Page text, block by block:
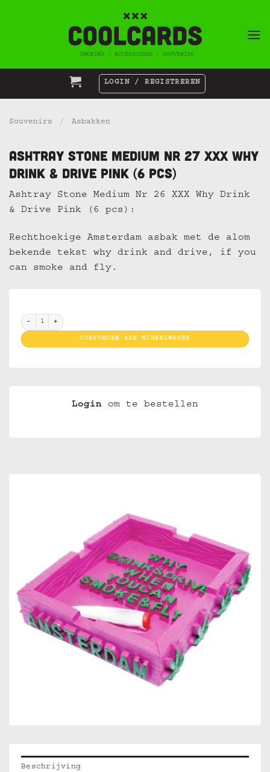
LOGIN / REGISTREREN
Souvenirs / Asbakken
Ashtray Stone Medium Nr 27 XXX Why
Drink & Drive Pink (6 pcs)
Ashtray Stone Medium Nr 26 XXX Why Drink
& Drive Pink (6 pcs):
Rechthoekige Amsterdam asbak met de alom
bekende tekst why drink and drive, if you
can smoke and fly.
Ashtray Stone Medium Nr 27 XXX Why Drink & Drive Pink (6 pcs) aantal
TOEVOEGEN AAN WINKELWAGEN
Login om te bestellen
Beschrijving